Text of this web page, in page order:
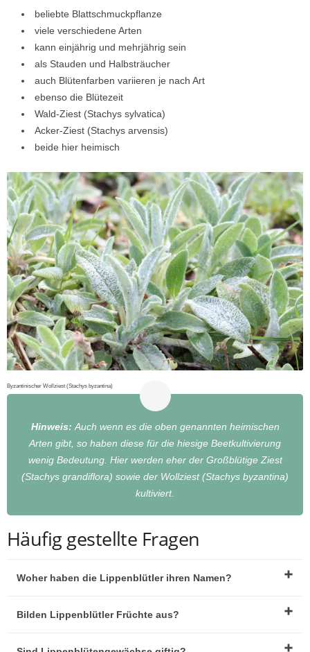
beliebte Blattschmuckpflanze
viele verschiedene Arten
kann einjährig und mehrjährig sein
als Stauden und Halbsträucher
auch Blütenfarben variieren je nach Art
ebenso die Blütezeit
Wald-Ziest (Stachys sylvatica)
Acker-Ziest (Stachys arvensis)
beide hier heimisch
Byzantinischer Wollziest (Stachys byzantina)
Hinweis: Auch wenn es die oben genannten heimischen
Arten gibt, so haben diese für die hiesige Beetkultivierung
wenig Bedeutung. Hier werden eher der Großblütige Ziest
(Stachys grandiflora) sowie der Wollziest (Stachys byzantina)
kultiviert.
Häufig gestellte Fragen
Woher haben die Lippenblütler ihren Namen?
Bilden Lippenblütler Früchte aus?